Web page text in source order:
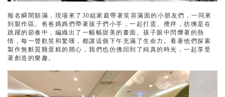
報名瞬間額滿，現場來了30組家庭帶著笑容滿面的小朋友們，一同來
到製作區。爸爸媽媽們帶著孩子們小手，一起打蛋、攪拌，彷彿是在
跳躍的節奏中，編織出了一幅幅甜美的畫面。孩子眼中閃爍著的熱
情，每一聲歡笑和驚嘆，都讓這個下午充滿了生命力。看著他們探索
製作無麩質雞蛋糕的開心，我們也仿佛回到了純真的時光，一起享受
著創造的樂趣。